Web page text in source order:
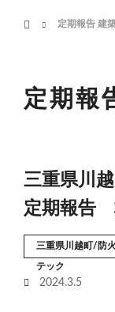
定期報告 建
定期報
三重県川
定期報告
三重県川越町/防
テック
2024.3.5